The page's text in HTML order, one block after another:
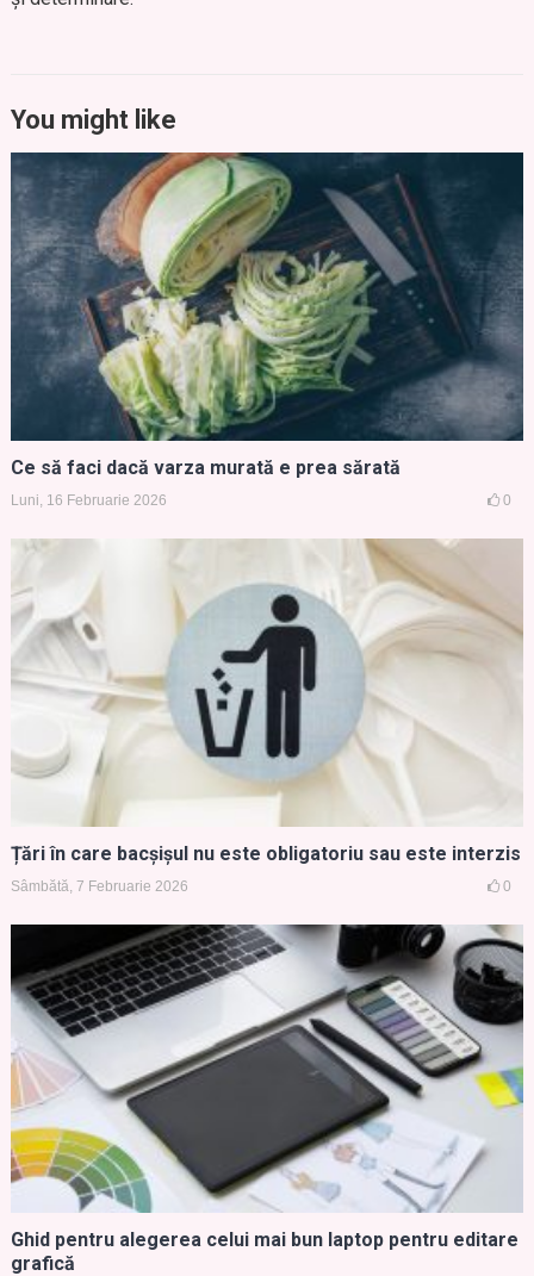
You might like
Ce să faci dacă varza murată e prea sărată
Luni, 16 Februarie 2026 0
Țări în care bacșișul nu este obligatoriu sau este interzis
Sâmbătă, 7 Februarie 2026 0
Ghid pentru alegerea celui mai bun laptop pentru editare
grafică